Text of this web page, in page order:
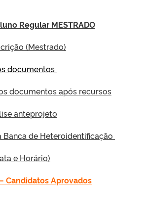
Regular MESTRADO
(Mestrado)
documentos
documentos após recursos
anteprojeto
de Heteroidentificação
e Horário)
Candidatos Aprovados